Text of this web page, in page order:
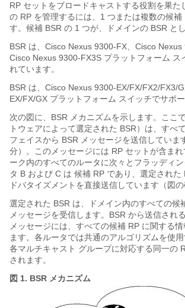
RP セットをブロードキャストする役割を果た
の RP を管理するには、1 つまたは複数の候補
す。候補 BSR の 1 つが、ドメインの BSR と
BSR は、Cisco Nexus 9300-FX、Cisco
Cisco Nexus 9300-FX3S プラットフォーム ス
れています。
BSR は、Cisco Nexus 9300-EX/FX/FX2/FX3/
EX/FX/GX プラットフォーム スイッチでサポー
次の図に、BSR メカニズムを示します。ここ
トウェアによって選定された BSR）は、すべ
フェイスから BSR メッセージを送信していま
分）。このメッセージには RP セットが含ま
ーク内のすべてのルータに次々とフラッディ
タ B および C は 候補 RP であり、選定された
ドバタイズメントを直接送信しています（図の
選定された BSR は、ドメイン内のすべての候
メッセージを受信します。BSR から送信され
メッセージには、すべての候補 RP に関する
ます。各ルータでは共通のアルゴリズムを使用
各マルチキャスト グループに対応する同一の
されます。
図 1. BSR メカニズム